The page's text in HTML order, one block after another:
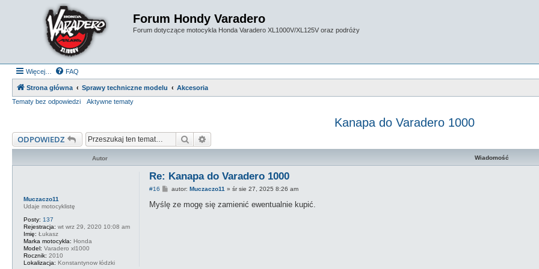
Forum Hondy Varadero
Forum dotyczące motocykla Honda Varadero XL1000V/XL125V oraz podróży
Więcej… FAQ
Strona główna Sprawy techniczne modelu
Akcesoria
Tematy bez odpowiedzi
Aktywne tematy
Kanapa do Varadero 1000
ODPOWIEDZ Szukaj
Wiadomość
Autor
Muczaczo11
Udaje motocyklistę
Posty: 137
Rejestracja: wt wrz 29, 2020 10:08 am
Imię: Łukasz
Marka motocykla: Honda
Model: Varadero xl1000
Rocznik: 2010
Lokalizacja: Konstantynow łódzki
Re: Kanapa do Varadero 1000
#16
P
s
t
autor: Muczaczo11 » śr sie 27, 2025 8:26 am
Myślę ze mogę się zamienić ewentualnie kupić.